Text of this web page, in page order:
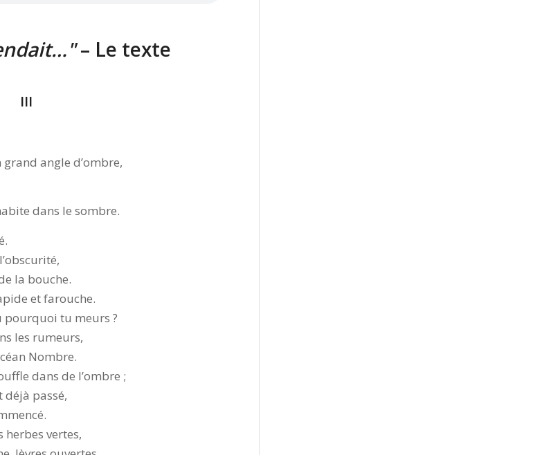
– Le texte
III
angle d’ombre,
dans le sombre.
la bouche.
et farouche.
pourquoi tu meurs ?
les rumeurs,
Nombre.
dans de l’ombre ;
déjà passé,
vertes,